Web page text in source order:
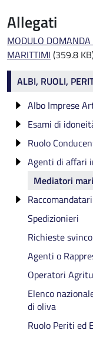
Allegati
MODULO
MARITTIMI (359.8
Albi e Ruoli
ALBI, RUOLI,
Albo Imprese
Chi puo'
Attività di
Imprese di
Lavorazioni
Attività di
Attività di
Titolo di
Esami di
Esame di
Esame di
Esame di
Esame di
Esame di
Ruolo
Elenchi
Agenti di affari
Elenco dei
Mediatori
Elenco dei
Spedizionieri
Richieste
Agenti o
Operatori
Elenco
di oliva
Ruolo Periti ed